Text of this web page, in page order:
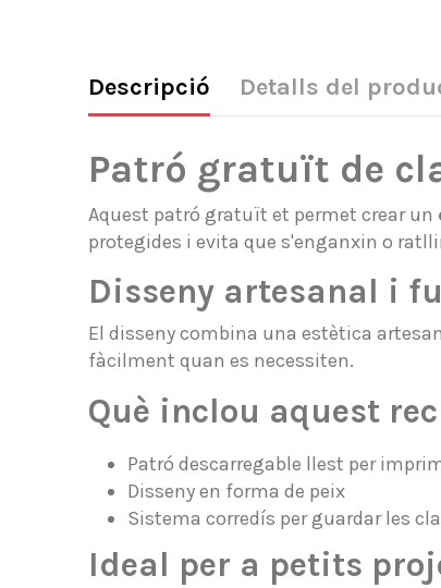
Descripció Detalls del
Patró gratuït de
Aquest patró gratuït et permet crear un
protegides i evita que s'enganxin o
Disseny artesanal i
El disseny combina una estètica
fàcilment quan es necessiten.
Què inclou aquest
Patró descarregable llest per
Disseny en forma de peix
Sistema corredís per guardar les
Ideal per a petits